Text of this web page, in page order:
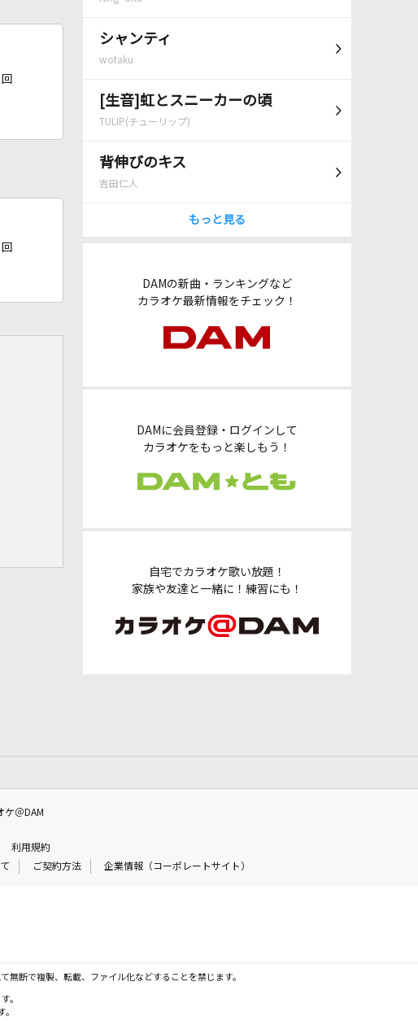
シャンティ
wotaku
[生音]虹とスニーカーの頃
TULIP(チューリップ)
背伸びのキス
吉田仁人
もっと見る
DAMの新曲・ランキングなど
カラオケ最新情報をチェック！
DAMに会員登録・ログインして
カラオケをもっと楽しもう！
自宅でカラオケ歌い放題！
家族や友達と一緒に！練習にも！
回
回
ケ＠DAM
利用規約
ご契約方法 企業情報（コーポレートサイト）
無断で複製、転載、ファイル化などすることを禁じます。
。